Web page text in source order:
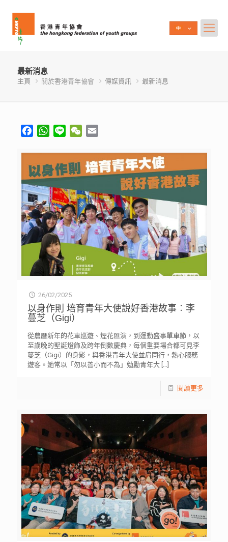
最新消息
主頁 關於香港青年協會 傳媒資訊 最新消息
FacebookWhatsApp
Line WeChat
26/02/2025
以身作則 培育青年大使說好香港故事︰李
蔓芝（Gigi）
從農曆新年的花車巡遊、煙花匯演，到運動盛事單車節，以
至歲晚的聖誕燈飾及跨年倒數慶典，每個重要場合都可見李
蔓芝（Gigi）的身影，與香港青年大使並肩同行，熱心服務
遊客。她常以「勿以善小而不為」勉勵青年大[…]
閱讀更多